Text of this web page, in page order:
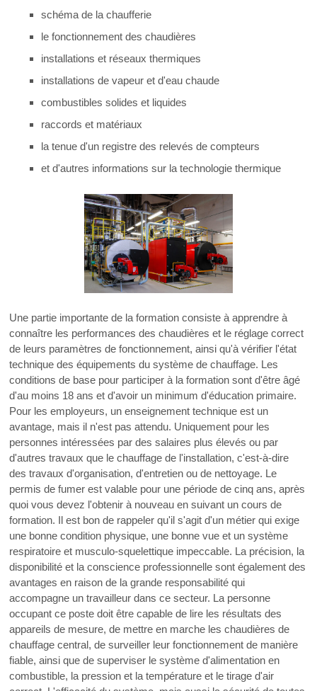
schéma de la chaufferie
le fonctionnement des chaudières
installations et réseaux thermiques
installations de vapeur et d'eau chaude
combustibles solides et liquides
raccords et matériaux
la tenue d'un registre des relevés de compteurs
et d'autres informations sur la technologie thermique
Une partie importante de la formation consiste à apprendre à
connaître les performances des chaudières et le réglage correct
de leurs paramètres de fonctionnement, ainsi qu'à vérifier l'état
technique des équipements du système de chauffage. Les
conditions de base pour participer à la formation sont d'être âgé
d'au moins 18 ans et d'avoir un minimum d'éducation primaire.
Pour les employeurs, un enseignement technique est un
avantage, mais il n'est pas attendu. Uniquement pour les
personnes intéressées par des salaires plus élevés ou par
d'autres travaux que le chauffage de l'installation, c'est-à-dire
des travaux d'organisation, d'entretien ou de nettoyage. Le
permis de fumer est valable pour une période de cinq ans, après
quoi vous devez l'obtenir à nouveau en suivant un cours de
formation. Il est bon de rappeler qu'il s'agit d'un métier qui exige
une bonne condition physique, une bonne vue et un système
respiratoire et musculo-squelettique impeccable. La précision, la
disponibilité et la conscience professionnelle sont également des
avantages en raison de la grande responsabilité qui
accompagne un travailleur dans ce secteur. La personne
occupant ce poste doit être capable de lire les résultats des
appareils de mesure, de mettre en marche les chaudières de
chauffage central, de surveiller leur fonctionnement de manière
fiable, ainsi que de superviser le système d'alimentation en
combustible, la pression et la température et le tirage d'air